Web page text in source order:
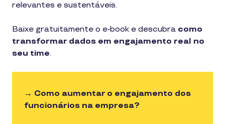
relevantes e sustentáveis.
Baixe gratuitamente o e-book e descubra como
transformar dados em engajamento real no
seu time.
→ Como aumentar o engajamento dos
funcionários na empresa?